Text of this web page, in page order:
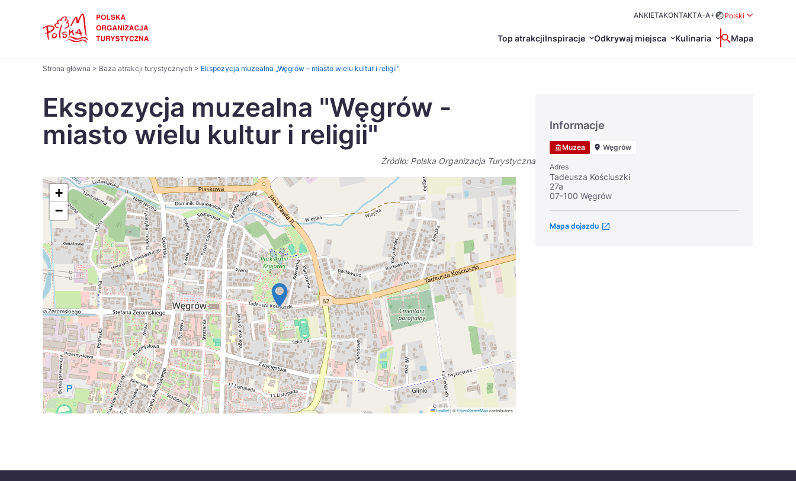
ANKIETAKONTAKTA-A+
Polski
Top atrakcjiInspiracje
Pomysł na... Co nowego?
Odkrywaj miejsca
Regiony Miasta
Parki narodowe Uzdrowiska Polskie Marki Turystyczne
Kulinaria
Gastronomia i kuchnia Kuchnia regionów
Wyszukaj
Mapa
na
stronie
日本語
Svenska
Україна
Strona główna > Baza atrakcji turystycznych > Ekspozycja muzealna „Węgrów – miasto wielu kultur i religii”
Ekspozycja muzealna "Węgrów -
miasto wielu kultur i religii"
Źródło: Polska Organizacja Turystyczna
+
−
Leaflet|©OpenStreetMapcontributors
Informacje
Muzea Węgrów
Adres
Tadeusza Kościuszki
27a
07-100 Węgrów
Mapa dojazdu